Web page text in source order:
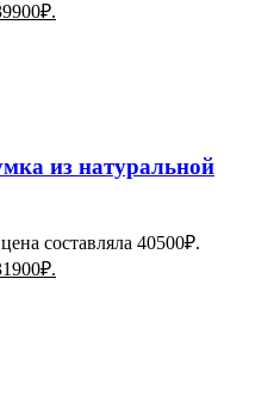
из натуральной
составляла 40500₽.